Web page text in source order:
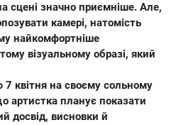
сцені значно приємніше. Але,
камері, натомість
найкомфортніше
візуальному образі, який
7 квітня на своєму сольному
артистка планує показати
досвід, висновки й